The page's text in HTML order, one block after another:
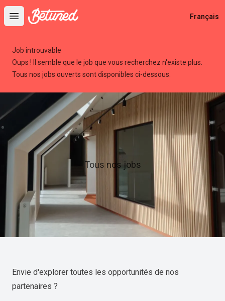
Open main menu
Betuned Français
Job introuvable
Oups ! Il semble que le job que vous recherchez n'existe plus.
Tous nos jobs ouverts sont disponibles ci-dessous.
Tous nos jobs
Envie d'explorer toutes les opportunités de nos
partenaires ?